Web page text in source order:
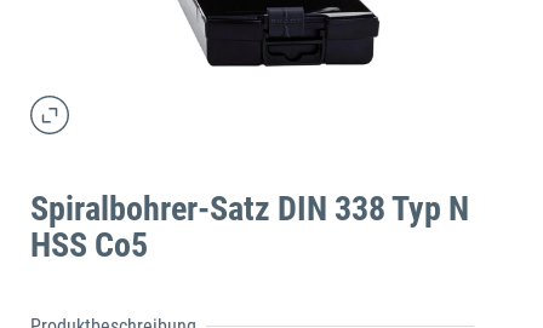
Spiralbohrer-Satz DIN 338 Typ N
HSS Co5